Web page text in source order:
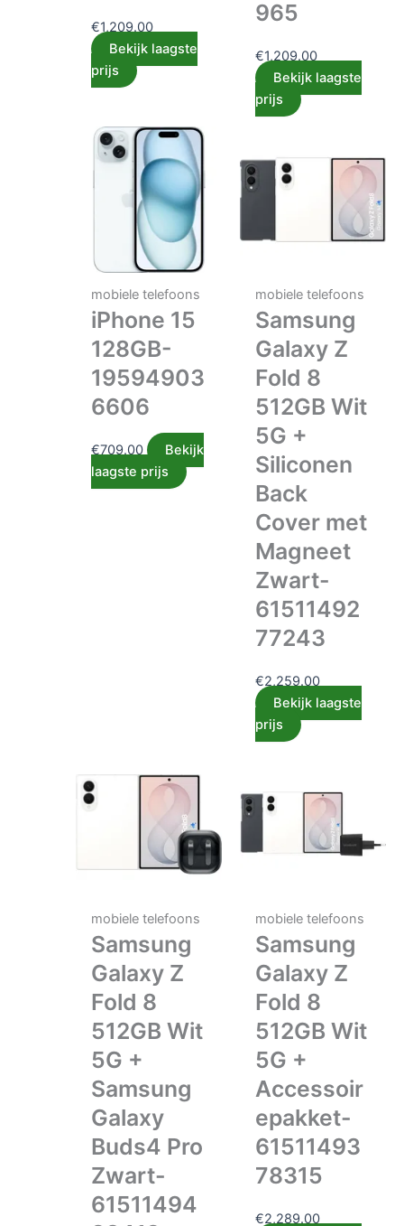
€1,209.00
Bekijk laagste
prijs
965
€1,209.00
Bekijk laagste
prijs
mobiele telefoons
iPhone 15
128GB-
19594903
6606
€709.00
Bekijk
laagste prijs
mobiele telefoons
Samsung
Galaxy Z
Fold 8
512GB Wit
5G +
Siliconen
Back
Cover met
Magneet
Zwart-
61511492
77243
€2,259.00
Bekijk laagste
prijs
mobiele telefoons
Samsung
Galaxy Z
Fold 8
512GB Wit
5G +
Samsung
Galaxy
Buds4 Pro
Zwart-
61511494
mobiele telefoons
Samsung
Galaxy Z
Fold 8
512GB Wit
5G +
Accessoir
epakket-
61511493
78315
€2,289.00